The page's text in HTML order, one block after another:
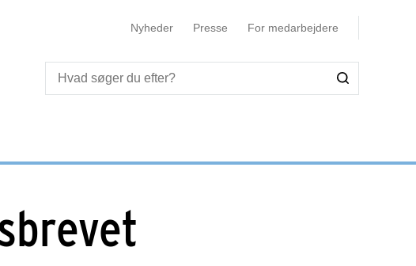
Nyheder Presse For medarbejdere